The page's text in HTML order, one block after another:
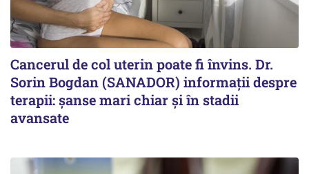
Cancerul de col uterin poate fi învins. Dr.
Sorin Bogdan (SANADOR) informații despre
terapii: șanse mari chiar și în stadii
avansate